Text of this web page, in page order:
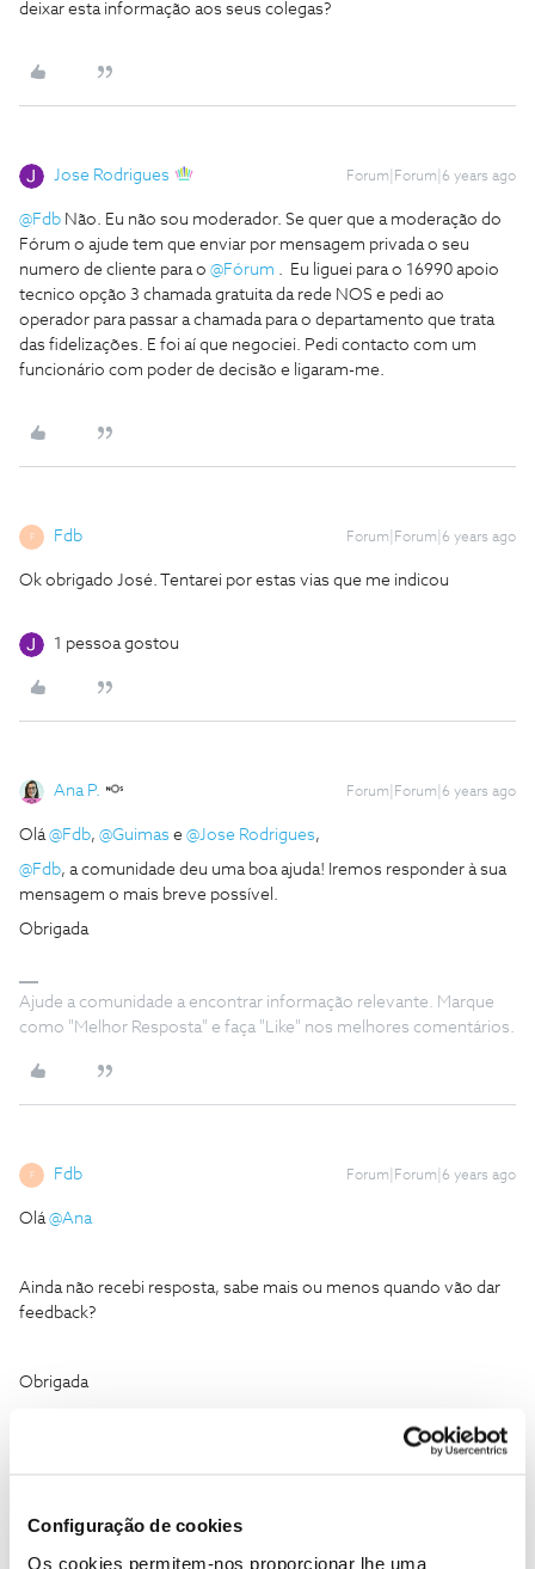
Configuração de cookies
Os cookies permitem-nos proporcionar lhe uma
deixar esta informação aos seus colegas?
Jose Rodrigues Forum|Forum|6 years ago
@Fdb Não. Eu não sou moderador. Se quer que a moderação do
Fórum o ajude tem que enviar por mensagem privada o seu
numero de cliente para o @Fórum . Eu liguei para o 16990 apoio
tecnico opção 3 chamada gratuita da rede NOS e pedi ao
operador para passar a chamada para o departamento que trata
das fidelizações. E foi aí que negociei. Pedi contacto com um
funcionário com poder de decisão e ligaram-me.
F Fdb Forum|Forum|6 years ago
Ok obrigado José. Tentarei por estas vias que me indicou
1 pessoa gostou
Ana P. Forum|Forum|6 years ago
Olá@Fdb, @Guimas e @Jose Rodrigues,
@Fdb, a comunidade deu uma boa ajuda! Iremos responder à sua
mensagem o mais breve possível.
Obrigada
Ajude a comunidade a encontrar informação relevante. Marque
como "Melhor Resposta" e faça "Like" nos melhores comentários.
F Fdb Forum|Forum|6 years ago
Olá@Ana
Ainda não recebi resposta, sabe mais ou menos quando vão dar
feedback?
Obrigada